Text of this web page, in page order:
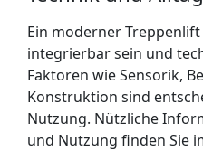
Ein moderner
integrierbar sein und
Faktoren wie Sensorik,
Konstruktion sind
Nutzung. Nützliche
und Nutzung finden Sie